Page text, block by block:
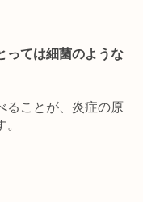
っては細菌のような
ることが、炎症の原